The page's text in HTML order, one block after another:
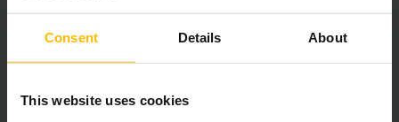
Consent Details About
This website uses cookies
picking maximă